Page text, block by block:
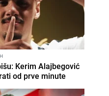
Kerim Alajbegović
od prve minute